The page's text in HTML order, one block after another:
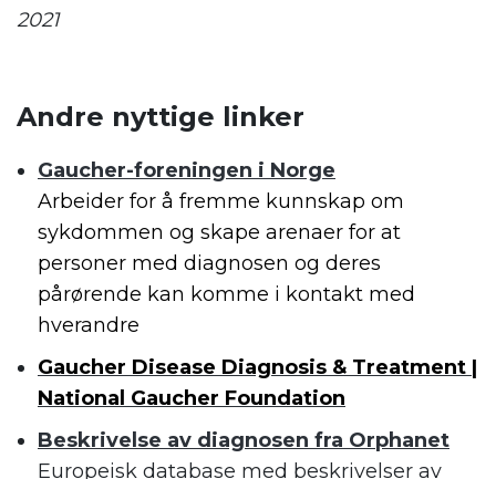
2021
Andre nyttige linker
Gaucher-foreningen i Norge
Arbeider for å fremme kunnskap om
sykdommen og skape arenaer for at
personer med diagnosen og deres
pårørende kan komme i kontakt med
hverandre
Gaucher Disease Diagnosis & Treatment |
National Gaucher Foundation
Beskrivelse av diagnosen fra Orphanet
Europeisk database med beskrivelser av